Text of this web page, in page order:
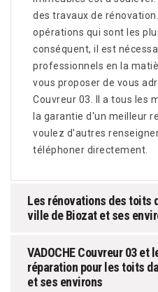
des travaux de
opérations qui sont les
conséquent, il est
professionnels en la
vous proposer de vous
Couvreur 03. Il a tous les
la garantie d'un meilleur
voulez d'autres
téléphoner directement.
Les rénovations des toits
ville de Biozat et ses
VADOCHE Couvreur 03 et
réparation pour les toits
et ses environs